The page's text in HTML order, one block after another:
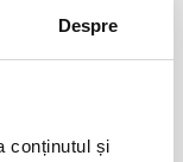
Despre
conținutul și